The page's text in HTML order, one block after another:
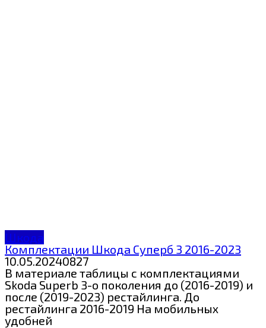
Шкода
Комплектации Шкода Суперб 3 2016-2023
10.05.20240827
В материале таблицы с комплектациями
Skoda Superb 3-о поколения до (2016-2019) и
после (2019-2023) рестайлинга. До
рестайлинга 2016-2019 На мобильных
удобней